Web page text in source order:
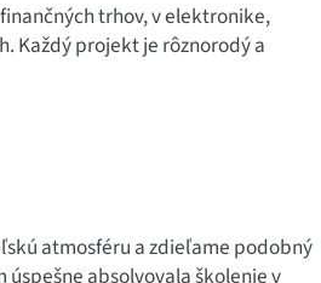
trhov, v elektronike,
Každý projekt je rôznorodý a
atmosféru a zdieľame podobný
absolvovala školenie v